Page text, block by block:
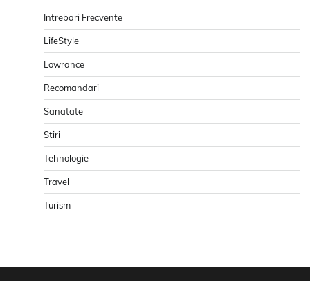
Intrebari Frecvente
LifeStyle
Lowrance
Recomandari
Sanatate
Stiri
Tehnologie
Travel
Turism